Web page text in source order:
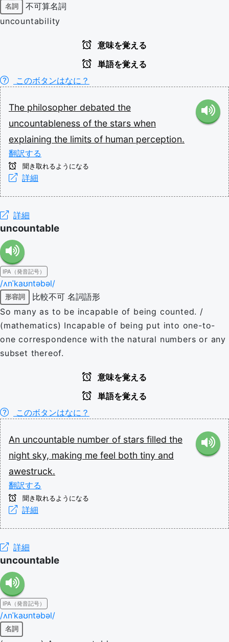
名詞
不可算名詞
uncountability
意味を覚える
単語を覚える
このボタンはなに？
The philosopher debated the
uncountableness of the stars when
explaining the limits of human perception.
翻訳する
聞き取れるようになる
詳細
詳細
uncountable
IPA（発音記号）
/ʌnˈkaʊntəbəl/
形容詞 比較不可 名詞語形
So many as to be incapable of being counted. /
(mathematics) Incapable of being put into one-to-
one correspondence with the natural numbers or any
subset thereof.
意味を覚える
単語を覚える
このボタンはなに？
An uncountable number of stars filled the
night sky, making me feel both tiny and
awestruck.
翻訳する
聞き取れるようになる
詳細
詳細
uncountable
IPA（発音記号）
/ʌnˈkaʊntəbəl/
名詞